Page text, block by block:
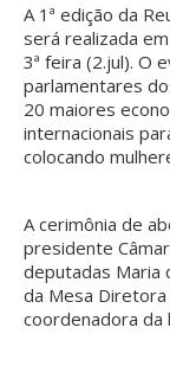
A 1ª edição da
será realizada
3ª feira (2.jul). O
parlamentares
20 maiores
internacionais
colocando
A cerimônia de
presidente
deputadas Maria
da Mesa Diretora
coordenadora da